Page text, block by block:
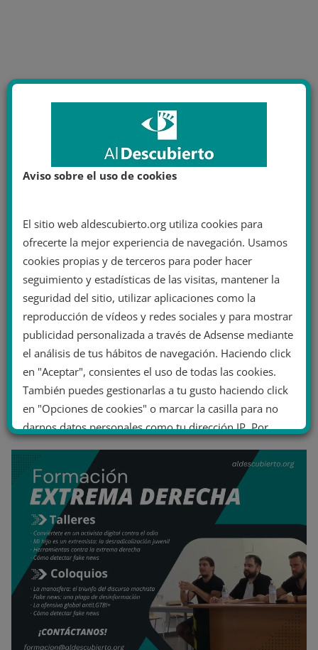
Aviso sobre el uso de cookies
El sitio web aldescubierto.org utiliza cookies para
ofrecerte la mejor experiencia de navegación. Usamos
cookies propias y de terceros para poder hacer
seguimiento y estadísticas de las visitas, mantener la
seguridad del sitio, utilizar aplicaciones como la
reproducción de vídeos y redes sociales y para mostrar
publicidad personalizada a través de Adsense mediante
el análisis de tus hábitos de navegación. Haciendo click
en "Aceptar", consientes el uso de todas las cookies.
También puedes gestionarlas a tu gusto haciendo click
en "Opciones de cookies" o marcar la casilla para no
darnos datos personales como tu dirección IP. Por
No dar mi información personal
Opciones de cookies
Rechazar cookies Política de cookies